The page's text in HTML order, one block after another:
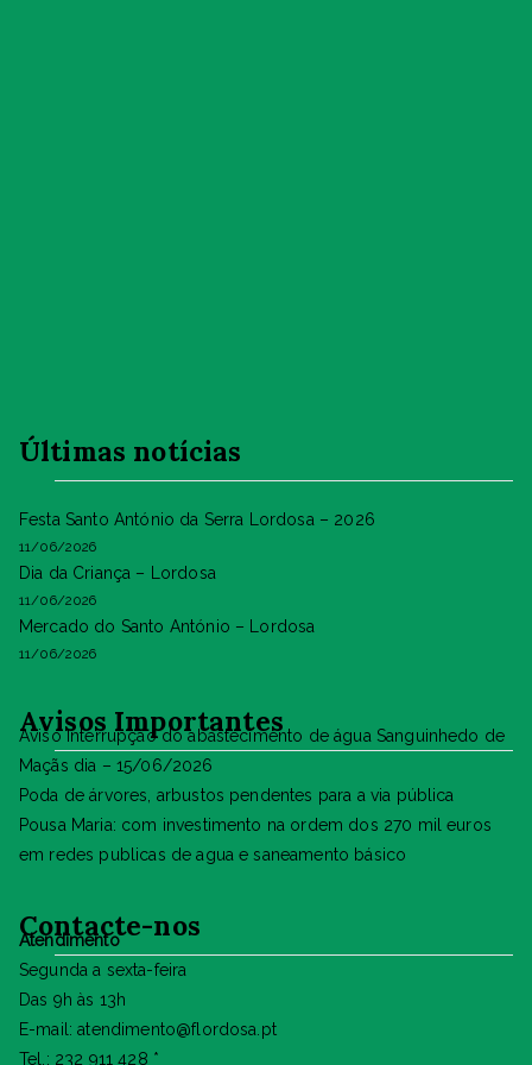
Últimas notícias
Festa Santo António da Serra Lordosa – 2026
11/06/2026
Dia da Criança – Lordosa
11/06/2026
Mercado do Santo António – Lordosa
11/06/2026
Avisos Importantes
Aviso Interrupção do abastecimento de água Sanguinhedo de
Maçãs dia – 15/06/2026
Poda de árvores, arbustos pendentes para a via pública
Pousa Maria: com investimento na ordem dos 270 mil euros
em redes publicas de agua e saneamento básico
Contacte-nos
Atendimento
Segunda a sexta-feira
Das 9h às 13h
E-mail: atendimento@flordosa.pt
Tel.: 232 911 428 *